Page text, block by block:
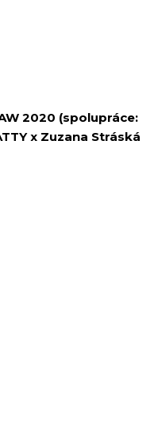
2020 (spolupráce:
x Zuzana Stráská